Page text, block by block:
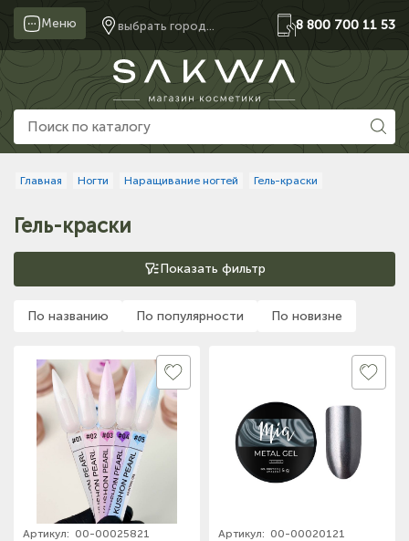
Меню выбрать город... 8 800 700 11 53
Главная Ногти Наращивание ногтей Гель-краски
Гель-краски
Показать фильтр
По названию По популярности По новизне
Артикул: 00-00025821 Артикул: 00-00020121